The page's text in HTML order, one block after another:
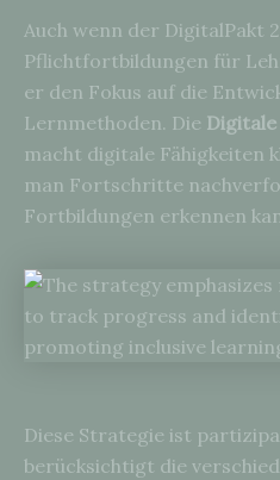
Auch wenn der DigitalPakt
Pflichtfortbildungen für
er den Fokus auf die
Lernmethoden. Die
macht digitale Fähigkeiten
man Fortschritte
Fortbildungen erkennen
Diese Strategie ist
berücksichtigt die